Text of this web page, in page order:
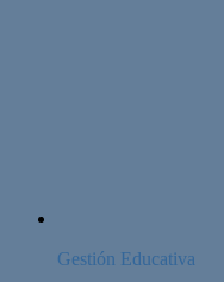
Gestión Educativa